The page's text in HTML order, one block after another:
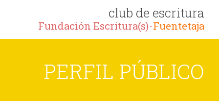
club de escritura
Fundación Escritura(s)-Fuentetaja
PERFIL PÚBLICO